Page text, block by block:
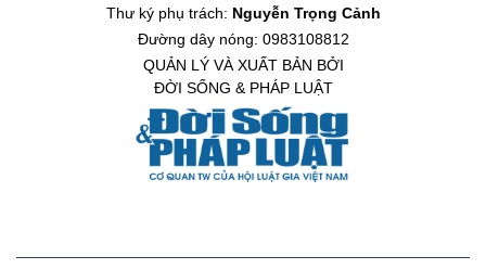
Thư ký phụ trách: Nguyễn Trọng Cảnh
Đường dây nóng: 0983108812
QUẢN LÝ VÀ XUẤT BẢN BỞI
ĐỜI SỐNG & PHÁP LUẬT